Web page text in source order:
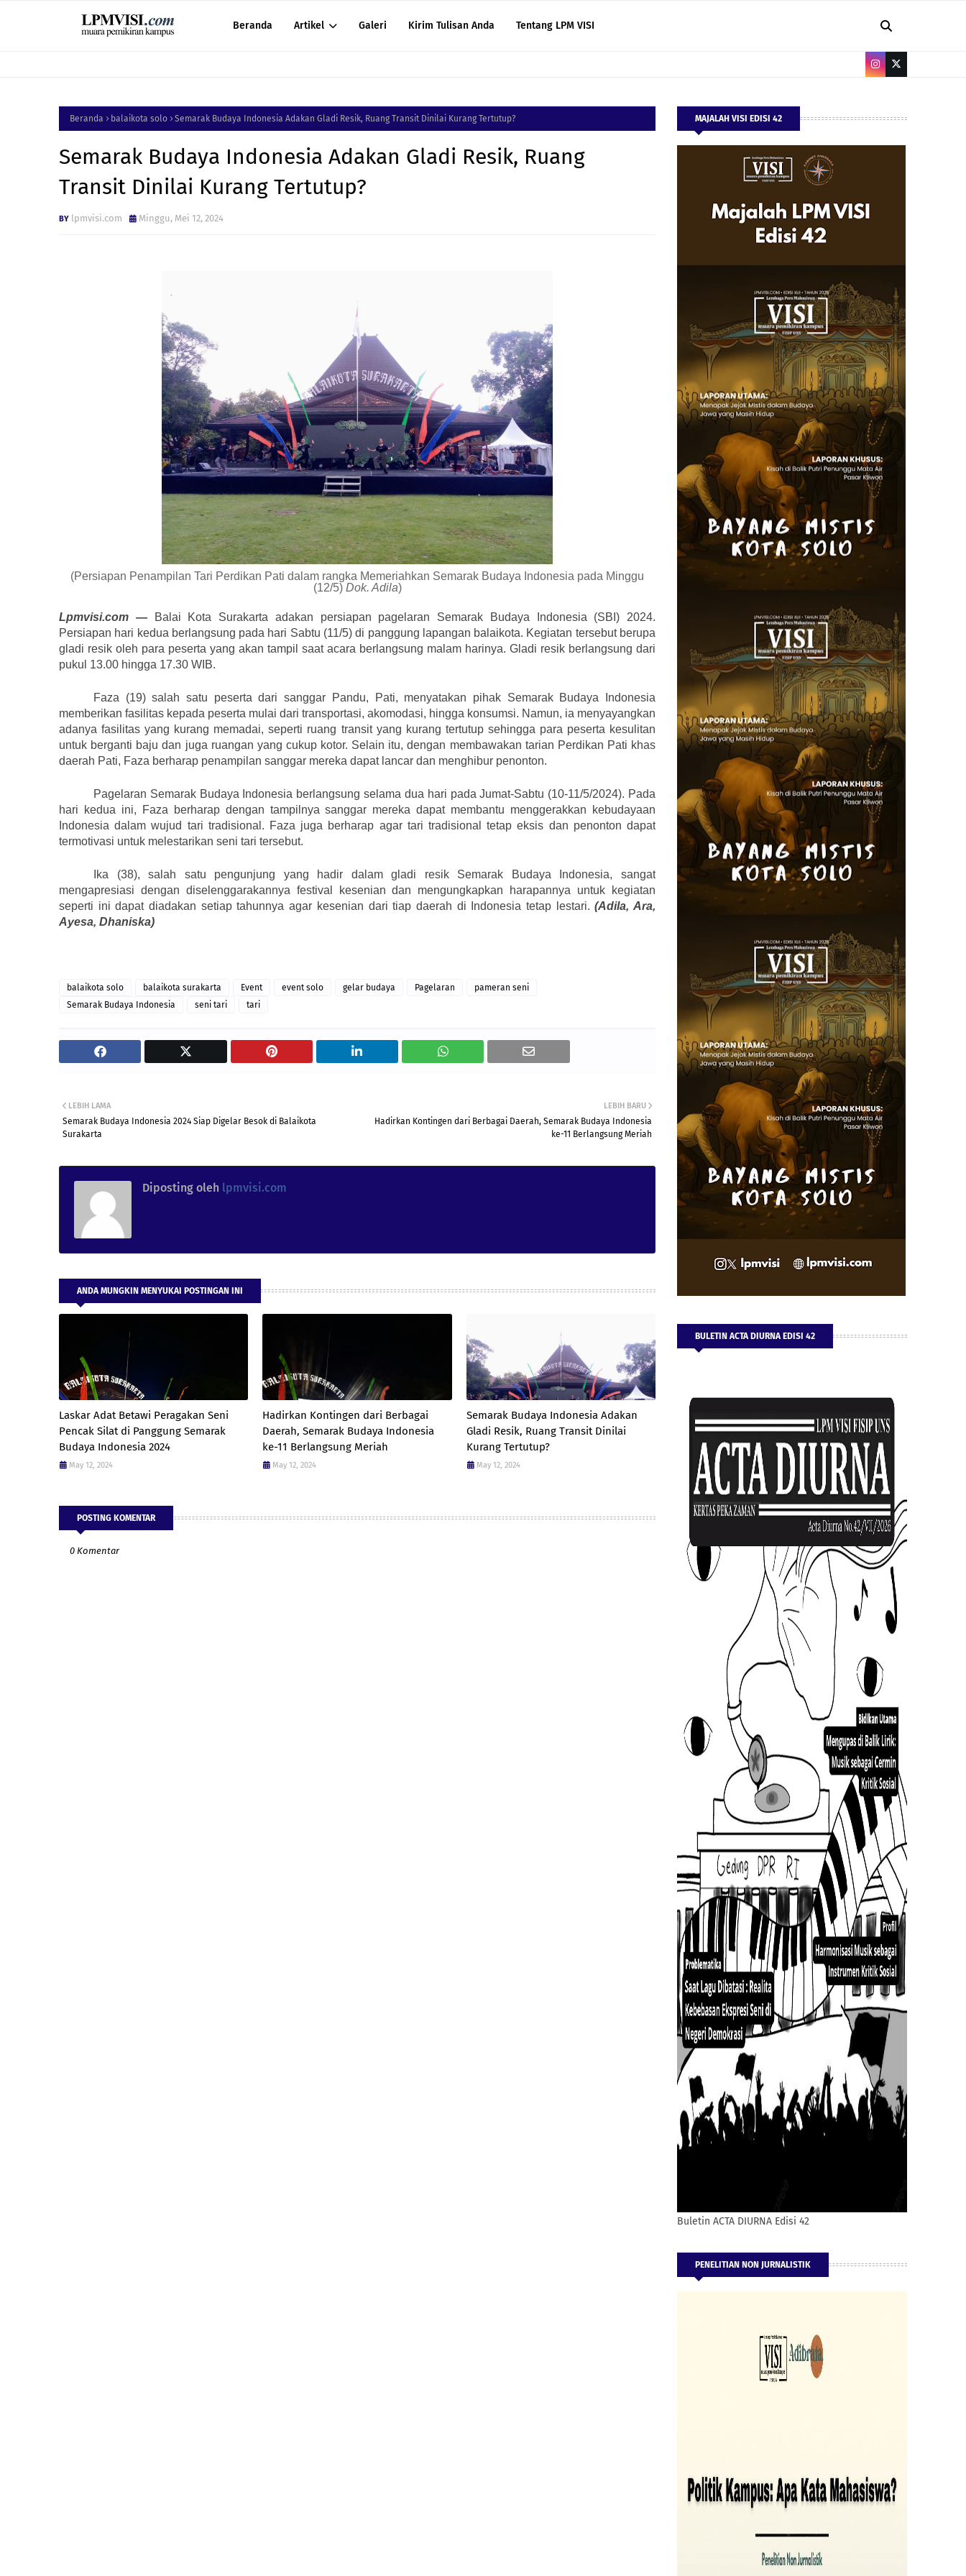
Beranda Artikel Galeri Kirim Tulisan Anda Tentang LPM VISI
Beranda balaikota solo Semarak Budaya Indonesia Adakan Gladi Resik, Ruang Transit Dinilai Kurang Tertutup?
Semarak Budaya Indonesia Adakan Gladi Resik, Ruang
Transit Dinilai Kurang Tertutup?
lpmvisi.com Minggu, Mei 12, 2024
(Persiapan Penampilan Tari Perdikan Pati dalam rangka Memeriahkan Semarak Budaya Indonesia pada Minggu
(12/5) Dok. Adila)
Lpmvisi.com —
Balai Kota Surakarta adakan persiapan pagelaran Semarak Budaya Indonesia (SBI) 2024.
Persiapan hari kedua berlangsung pada hari Sabtu (11/5) di panggung lapangan balaikota. Kegiatan tersebut berupa
gladi resik oleh para peserta yang akan tampil saat acara berlangsung malam harinya. Gladi resik berlangsung dari
pukul 13.00 hingga 17.30 WIB.
Faza (19) salah satu peserta dari sanggar Pandu, Pati, menyatakan pihak Semarak Budaya Indonesia
memberikan fasilitas kepada peserta mulai dari transportasi, akomodasi, hingga konsumsi. Namun, ia menyayangkan
adanya fasilitas yang kurang memadai, seperti ruang transit yang kurang tertutup sehingga para peserta kesulitan
untuk berganti baju dan juga ruangan yang cukup kotor. Selain itu, dengan membawakan tarian Perdikan Pati khas
daerah Pati, Faza berharap penampilan sanggar mereka dapat lancar dan menghibur penonton.
Pagelaran Semarak Budaya Indonesia berlangsung selama dua hari pada Jumat-Sabtu (10-11/5/2024). Pada
hari kedua ini, Faza berharap dengan tampilnya sanggar mereka dapat membantu menggerakkan kebudayaan
Indonesia dalam wujud tari tradisional. Faza juga berharap agar tari tradisional tetap eksis dan penonton dapat
termotivasi untuk melestarikan seni tari tersebut.
Ika (38), salah satu pengunjung yang hadir dalam gladi resik Semarak Budaya Indonesia, sangat
mengapresiasi dengan diselenggarakannya festival kesenian dan mengungkapkan harapannya untuk kegiatan
seperti ini dapat diadakan setiap tahunnya agar kesenian dari tiap daerah di Indonesia tetap lestari.(Adila, Ara,
Ayesa, Dhaniska)
balaikota solo balaikota surakarta Event event solo gelar budaya Pagelaran
pameran seni
Semarak Budaya Indonesia
seni tari tari
LEBIH BARU
Hadirkan Kontingen dari Berbagai Daerah, Semarak Budaya Indonesia
ke-11 Berlangsung Meriah
LEBIH LAMA
Semarak Budaya Indonesia 2024 Siap Digelar Besok di Balaikota
Surakarta
Diposting oleh lpmvisi.com
ANDA MUNGKIN MENYUKAI POSTINGAN INI
Laskar Adat Betawi Peragakan Seni
Pencak Silat di Panggung Semarak
Budaya Indonesia 2024
May 12, 2024
Hadirkan Kontingen dari Berbagai
Daerah, Semarak Budaya Indonesia
ke-11 Berlangsung Meriah
May 12, 2024
Semarak Budaya Indonesia Adakan
Gladi Resik, Ruang Transit Dinilai
Kurang Tertutup?
May 12, 2024
POSTING KOMENTAR
0 Komentar
MAJALAH VISI EDISI 42
BULETIN ACTA DIURNA EDISI 42
Buletin ACTA DIURNA Edisi 42
PENELITIAN NON JURNALISTIK